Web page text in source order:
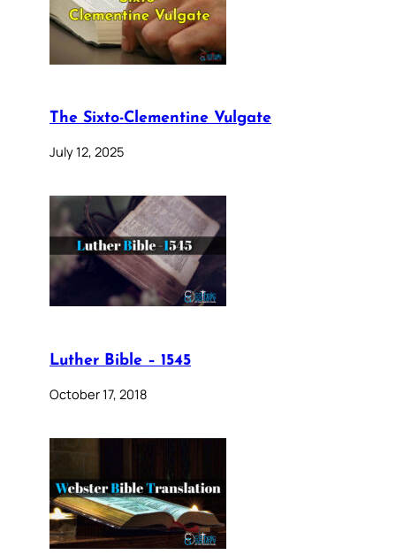
The Sixto-Clementine Vulgate
July 12, 2025
Luther Bible – 1545
October 17, 2018